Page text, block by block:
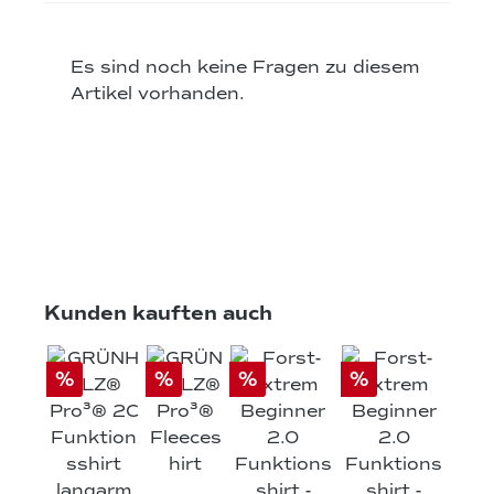
Es sind noch keine Fragen zu diesem
Artikel vorhanden.
Produktgalerie überspringen
Kunden kauften auch
% % % %